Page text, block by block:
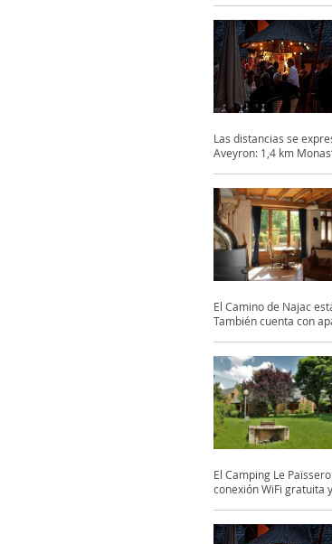
Las distancias se
Aveyron: 1,4 km
El Camino de Najac
También cuenta con
El Camping Le
conexión WiFi gratuita